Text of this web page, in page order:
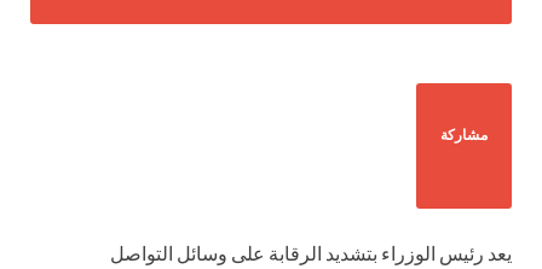
مشاركة
يعد رئيس الوزراء بتشديد الرقابة على وسائل التواصل